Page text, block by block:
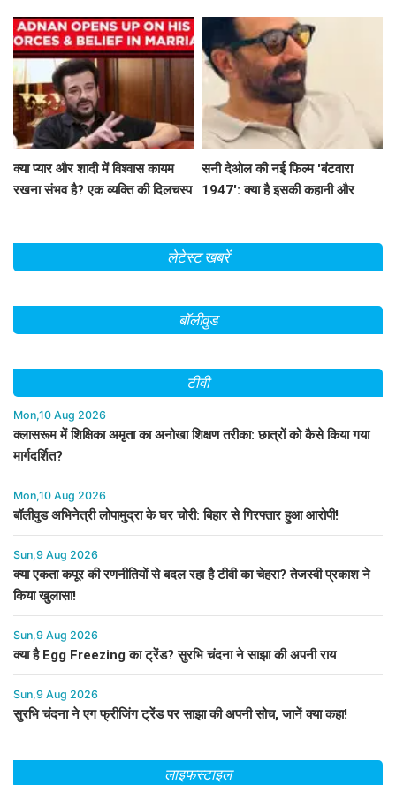
क्या प्यार और शादी में विश्वास कायम
रखना संभव है? एक व्यक्ति की दिलचस्प
सनी देओल की नई फिल्म 'बंटवारा
1947': क्या है इसकी कहानी और
लेटेस्ट खबरें
बॉलीवुड
टीवी
Mon,10 Aug 2026
क्लासरूम में शिक्षिका अमृता का अनोखा शिक्षण तरीका: छात्रों को कैसे किया गया
मार्गदर्शित?
Mon,10 Aug 2026
बॉलीवुड अभिनेत्री लोपामुद्रा के घर चोरी: बिहार से गिरफ्तार हुआ आरोपी!
Sun,9 Aug 2026
क्या एकता कपूर की रणनीतियों से बदल रहा है टीवी का चेहरा? तेजस्वी प्रकाश ने
किया खुलासा!
Sun,9 Aug 2026
क्या है Egg Freezing का ट्रेंड? सुरभि चंदना ने साझा की अपनी राय
Sun,9 Aug 2026
सुरभि चंदना ने एग फ्रीजिंग ट्रेंड पर साझा की अपनी सोच, जानें क्या कहा!
लाइफस्टाइल